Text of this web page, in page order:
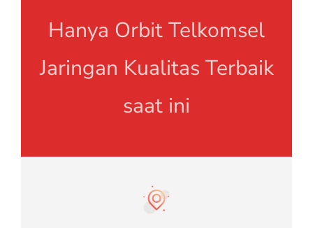
Hanya Orbit Telkomsel
Jaringan Kualitas Terbaik
saat ini